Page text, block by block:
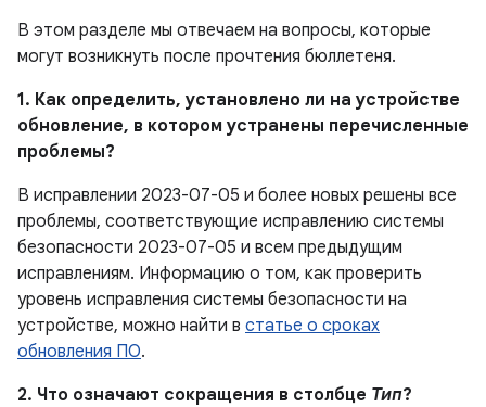
В этом разделе мы отвечаем на вопросы, которые
могут возникнуть после прочтения бюллетеня.
1. Как определить, установлено ли на устройстве
обновление, в котором устранены перечисленные
проблемы?
В исправлении 2023-07-05 и более новых решены все
проблемы, соответствующие исправлению системы
безопасности 2023-07-05 и всем предыдущим
исправлениям. Информацию о том, как проверить
уровень исправления системы безопасности на
устройстве, можно найти в статье о сроках
обновления ПО.
2. Что означают сокращения в столбце Тип?